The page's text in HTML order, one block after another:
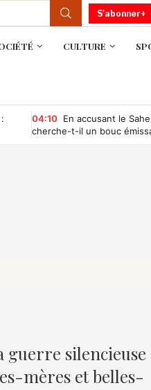
S'abonner+
CULTURE
04:10 En accusant le
cherche-t-il un bouc
guerre silencieuse
mères et belles-